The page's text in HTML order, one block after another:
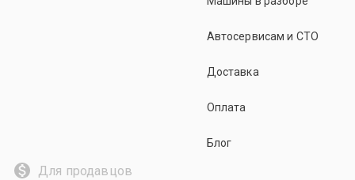
Автосервисам и СТО
Доставка
Оплата
Блог
Для продавцов